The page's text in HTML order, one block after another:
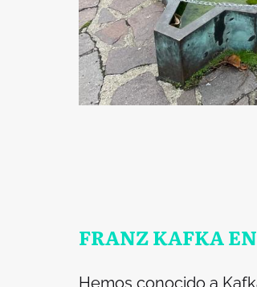
FRANZ KAFKA
Hemos conocido a